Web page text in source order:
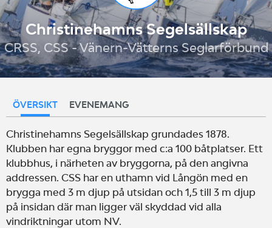
Christinehamns Segelsällskap
CRSS, CSS - Vänern-Vätterns Seglarförbund
ÖVERSIKT EVENEMANG
Christinehamns Segelsällskap grundades 1878.
Klubben har egna bryggor med c:a 100 båtplatser. Ett
klubbhus, i närheten av bryggorna, på den angivna
addressen. CSS har en uthamn vid Långön med en
brygga med 3 m djup på utsidan och 1,5 till 3 m djup
på insidan där man ligger väl skyddad vid alla
vindriktningar utom NV.